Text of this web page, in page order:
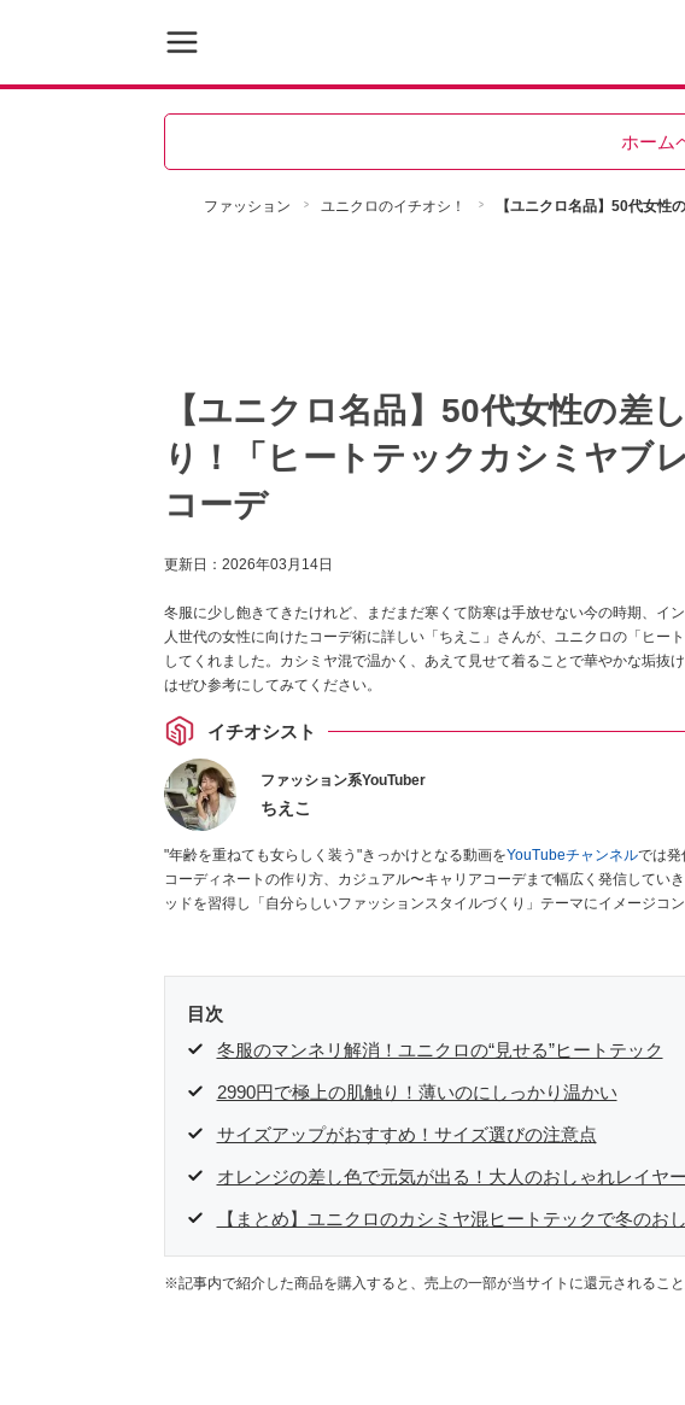
ホーム
ファッション ユニクロのイチオシ！ 【ユニクロ名品】50代女性
【ユニクロ名品】50代女性の差
り！「ヒートテックカシミヤブ
コーデ
更新日： 2026年03月14日
冬服に少し飽きてきたけれど、まだまだ寒くて防寒は手放せない今の時期、イ
人世代の女性に向けたコーデ術に詳しい「ちえこ」さんが、ユニクロの「ヒー
してくれました。カシミヤ混で温かく、あえて見せて着ることで華やかな垢抜
はぜひ参考にしてみてください。
イチオシスト
ファッション系YouTuber
ちえこ
"年齢を重ねても女らしく装う"きっかけとなる動画をYouTubeチャンネルでは発
コーディネートの作り方、カジュアル〜キャリアコーデまで幅広く発信してい
ッドを習得し「自分らしいファッションスタイルづくり」テーマにイメージコ
目次
冬服のマンネリ解消！ユニクロの“見せる”ヒートテック
2990円で極上の肌触り！薄いのにしっかり温かい
サイズアップがおすすめ！サイズ選びの注意点
オレンジの差し色で元気が出る！大人のおしゃれレイヤ
【まとめ】ユニクロのカシミヤ混ヒートテックで冬のお
※記事内で紹介した商品を購入すると、売上の一部が当サイトに還元されること